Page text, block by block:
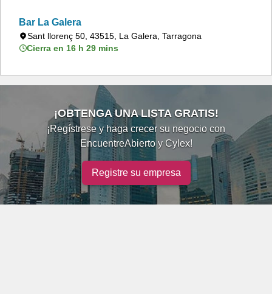
Bar La Galera
Sant llorenç 50, 43515, La Galera, Tarragona
Cierra en 16 h 29 mins
¡OBTENGA UNA LISTA GRATIS!
¡Regístrese y haga crecer su negocio con
EncuentreAbierto y Cylex!
Registre su empresa